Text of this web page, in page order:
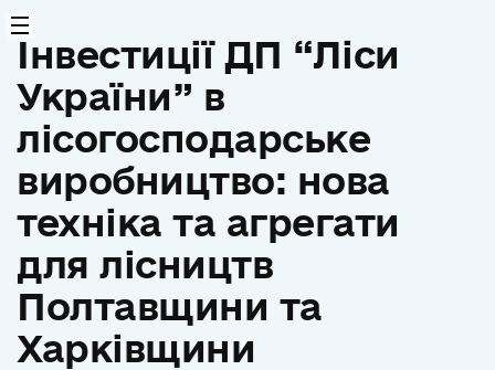
Інвестиції ДП “Ліси
України” в
лісогосподарське
виробництво: нова
техніка та агрегати
для лісництв
Полтавщини та
Харківщини